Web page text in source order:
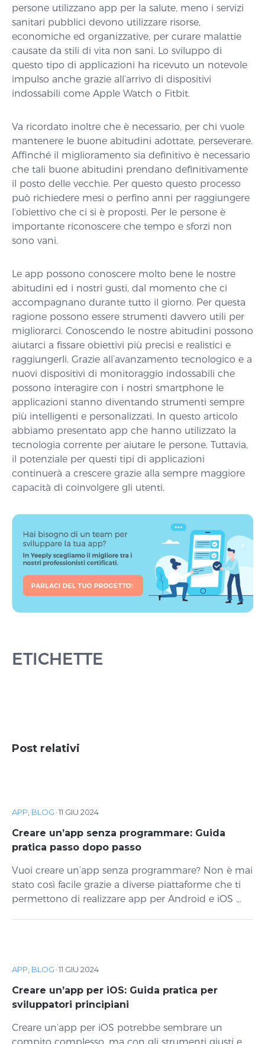
persone utilizzano app per la salute, meno i servizi
sanitari pubblici devono utilizzare risorse,
economiche ed organizzative, per curare malattie
causate da stili di vita non sani. Lo sviluppo di
questo tipo di applicazioni ha ricevuto un notevole
impulso anche grazie all’arrivo di dispositivi
indossabili come Apple Watch o Fitbit.
Va ricordato inoltre che è necessario, per chi vuole
mantenere le buone abitudini adottate, perseverare.
Affinché il miglioramento sia definitivo è necessario
che tali buone abitudini prendano definitivamente
il posto delle vecchie. Per questo questo processo
può richiedere mesi o perfino anni per raggiungere
l’obiettivo che ci si è proposti. Per le persone è
importante riconoscere che tempo e sforzi non
sono vani.
Le app possono conoscere molto bene le nostre
abitudini ed i nostri gusti, dal momento che ci
accompagnano durante tutto il giorno. Per questa
ragione possono essere strumenti davvero utili per
migliorarci. Conoscendo le nostre abitudini possono
aiutarci a fissare obiettivi più precisi e realistici e
raggiungerli. Grazie all’avanzamento tecnologico e a
nuovi dispositivi di monitoraggio indossabili che
possono interagire con i nostri smartphone le
applicazioni stanno diventando strumenti sempre
più intelligenti e personalizzati. In questo articolo
abbiamo presentato app che hanno utilizzato la
tecnologia corrente per aiutare le persone. Tuttavia,
il potenziale per questi tipi di applicazioni
continuerà a crescere grazie alla sempre maggiore
capacità di coinvolgere gli utenti.
ETICHETTE
Post relativi
APP BLOG ·11 GIU 2024
Creare un’app senza programmare: Guida
pratica passo dopo passo
Vuoi creare un’app senza programmare? Non è mai
stato così facile grazie a diverse piattaforme che ti
permettono di realizzare app per Android e iOS ...
APP BLOG ·11 GIU 2024
Creare un’app per iOS: Guida pratica per
sviluppatori principiani
Creare un’app per iOS potrebbe sembrare un
compito complesso, ma con gli strumenti giusti e